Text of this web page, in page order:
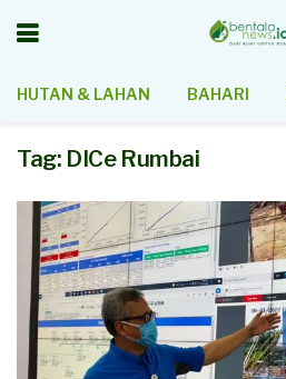
HUTAN & LAHAN BAHARI
Tag: DICe Rumbai